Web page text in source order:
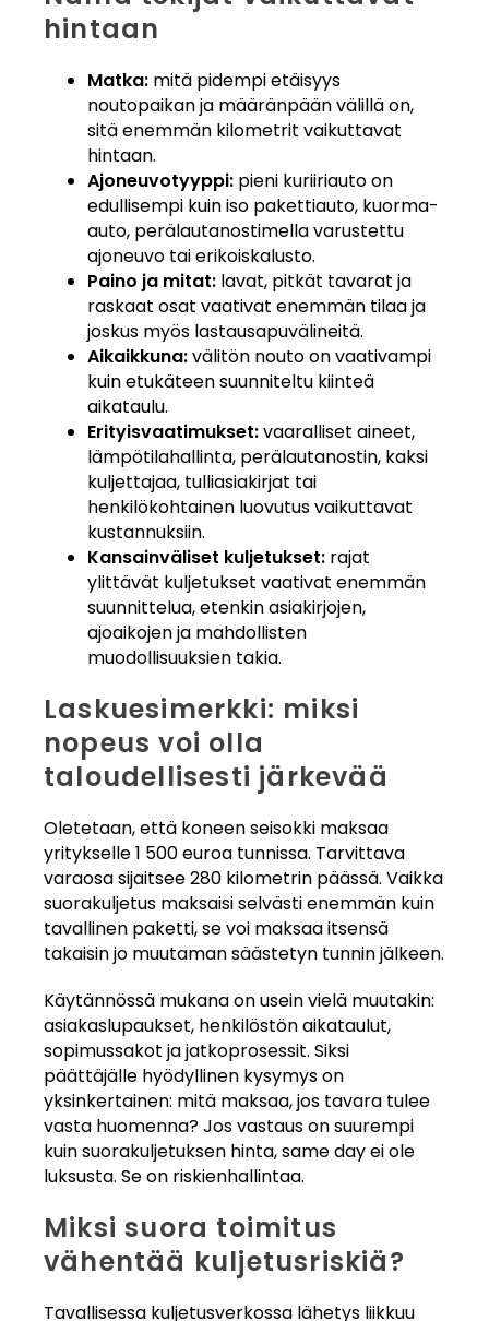
hintaan
Matka: mitä pidempi etäisyys
noutopaikan ja määränpään välillä on,
sitä enemmän kilometrit vaikuttavat
hintaan.
Ajoneuvotyyppi: pieni kuriiriauto on
edullisempi kuin iso pakettiauto, kuorma-
auto, perälautanostimella varustettu
ajoneuvo tai erikoiskalusto.
Paino ja mitat: lavat, pitkät tavarat ja
raskaat osat vaativat enemmän tilaa ja
joskus myös lastausapuvälineitä.
Aikaikkuna:välitön nouto on vaativampi
kuin etukäteen suunniteltu kiinteä
aikataulu.
Erityisvaatimukset:vaaralliset aineet,
lämpötilahallinta, perälautanostin, kaksi
kuljettajaa, tulliasiakirjat tai
henkilökohtainen luovutus vaikuttavat
kustannuksiin.
Kansainväliset kuljetukset: rajat
ylittävät kuljetukset vaativat enemmän
suunnittelua, etenkin asiakirjojen,
ajoaikojen ja mahdollisten
muodollisuuksien takia.
Laskuesimerkki: miksi
nopeus voi olla
taloudellisesti järkevää
Oletetaan, että koneen seisokki maksaa
yritykselle 1 500 euroa tunnissa. Tarvittava
varaosa sijaitsee 280 kilometrin päässä. Vaikka
suorakuljetus maksaisi selvästi enemmän kuin
tavallinen paketti, se voi maksaa itsensä
takaisin jo muutaman säästetyn tunnin jälkeen.
Käytännössä mukana on usein vielä muutakin:
asiakaslupaukset, henkilöstön aikataulut,
sopimussakot ja jatkoprosessit. Siksi
päättäjälle hyödyllinen kysymys on
yksinkertainen: mitä maksaa, jos tavara tulee
vasta huomenna? Jos vastaus on suurempi
kuin suorakuljetuksen hinta, same day ei ole
luksusta. Se on riskienhallintaa.
Miksi suora toimitus
vähentää kuljetusriskiä?
Tavallisessa kuljetusverkossa lähetys liikkuu